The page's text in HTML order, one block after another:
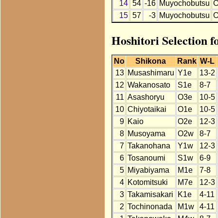
14 54 -16 Muyochobutsu
15 57 -3 Muyochobutsu
Hoshitori Selection
No Shikona Rank W-L
13 Musashimaru Y1e
13-2
12 Wakanosato S1e
8-7
11 Asashoryu O3e
10-5
10 Chiyotaikai O1e
10-5
9 Kaio O2e
12-3
8 Musoyama O2w
8-7
7 Takanohana Y1w
12-3
6 Tosanoumi S1w
6-9
5 Miyabiyama M1e
7-8
4 Kotomitsuki M7e
12-3
3 Takamisakari K1e
4-11
2 Tochinonada M1w
4-11